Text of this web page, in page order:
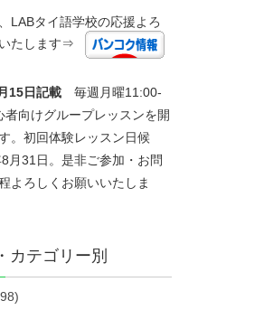
LABタイ語学校の応援よろ
いたします⇒
15日記載毎週月曜11:00-
者向けグループレッスンを開
。初回体験レッスン日候
月31日。是非ご参加・お問
よろしくお願いいたしま
カテゴリー別